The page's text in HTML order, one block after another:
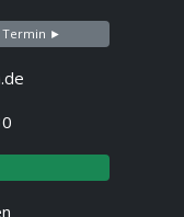
Termin ►